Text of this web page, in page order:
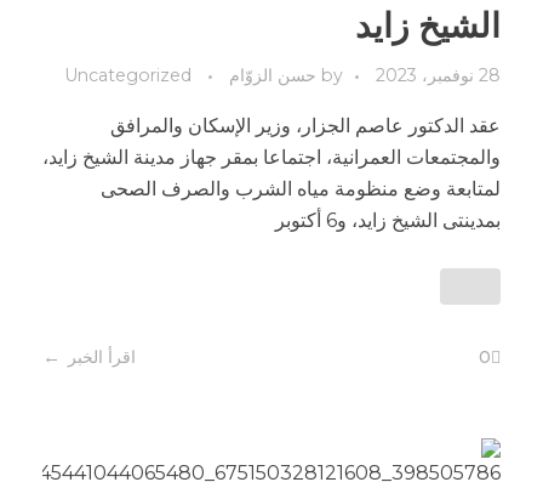
الشيخ زايد
28 نوفمبر، 2023 by حسن الزوّام Uncategorized
عقد الدكتور عاصم الجزار، وزير الإسكان والمرافق
والمجتمعات العمرانية، اجتماعا بمقر جهاز مدينة الشيخ زايد،
لمتابعة وضع منظومة مياه الشرب والصرف الصحى
بمدينتى الشيخ زايد، و6 أكتوبر
اقرأ الخبر 0